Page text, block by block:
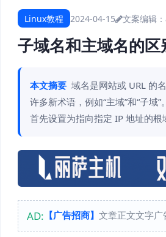
Linux教程 2024-04-15 文案编辑
子域名和主域名的区
本文摘要 域名是网站或 URL 的
许多新术语，例如“主域”和“子
首先设置为指向指定 IP 地址的
AD: 【广告招商】 文章正文文字